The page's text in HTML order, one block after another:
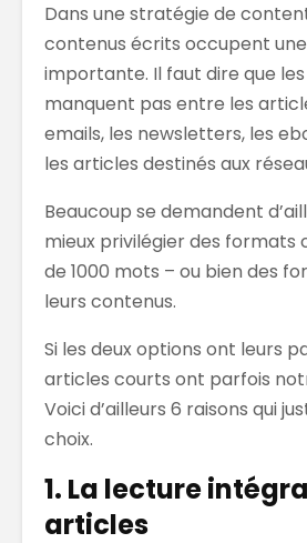
Dans une stratégie de
contenus écrits occupent
importante. Il faut dire que
manquent pas entre les
emails, les newsletters, les
les articles destinés aux
Beaucoup se demandent
mieux privilégier des formats
de 1000 mots – ou bien des
leurs contenus.
Si les deux options ont leurs
articles courts ont parfois
Voici d’ailleurs 6 raisons qui
choix.
1. La lecture
articles